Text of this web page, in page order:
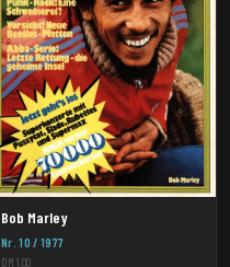
Bob Marley
Nr. 10 / 1977
DM 1,00